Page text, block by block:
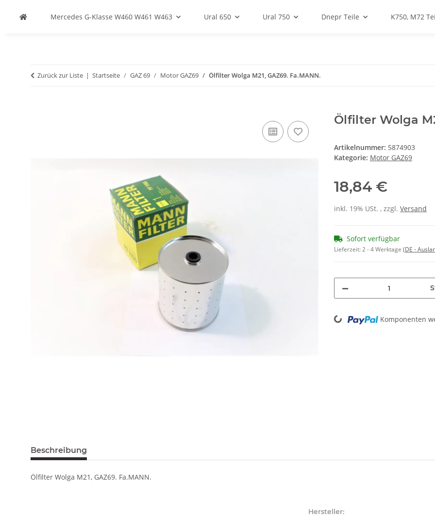
Mercedes G-Klasse W460 W461 W463 Ural 650 Ural 750 Dnepr Teile K750, M72
Zurück zur Liste Startseite GAZ 69 Motor GAZ69 Ölfilter Wolga M21, GAZ69. Fa.MANN.
Ölfilter Wolga
Artikelnummer: 5874903
Kategorie: Motor GAZ69
18,84 €
inkl. 19% USt. , zzgl. Versand
Sofort verfügbar
Lieferzeit:2 - 4 Werktage (DE -
Loading... Komponenten
Beschreibung
Ölfilter Wolga M21, GAZ69. Fa.MANN.
Hersteller: